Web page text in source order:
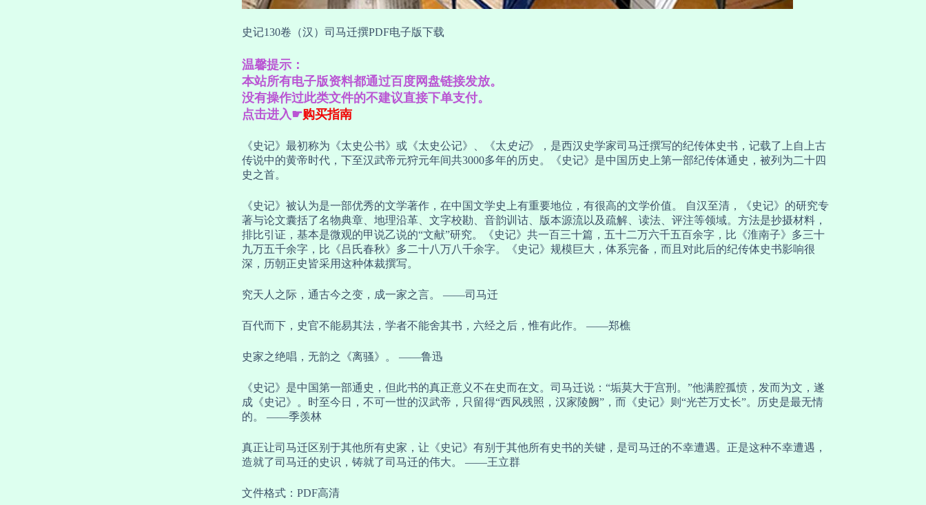
史记130卷（汉）司马迁撰PDF电子版下载
温馨提示：
本站所有电子版资料都通过百度网盘链接发放。
没有操作过此类文件的不建议直接下单支付。
点击进入☛购买指南
《史记》最初称为《太史公书》或《太史公记》、《太 史记》，是西汉史学家司马迁撰写的纪传体史书，记载了上自上古
传说中的黄帝时代，下至汉武帝元狩元年间共3000多年的历史。《史记》是中国历史上第一部纪传体通史，被列为二十四
史之首。
《史记》被认为是一部优秀的文学著作，在中国文学史上有重要地位，有很高的文学价值。 自汉至清，《史记》的研究专
著与论文囊括了名物典章、地理沿革、文字校勘、音韵训诂、版本源流以及疏解、读法、评注等领域。方法是抄摄材料，
排比引证，基本是微观的甲说乙说的“文献”研究。《史记》共一百三十篇，五十二万六千五百余字，比《淮南子》多三十
九万五千余字，比《吕氏春秋》多二十八万八千余字。《史记》规模巨大，体系完备，而且对此后的纪传体史书影响很
深，历朝正史皆采用这种体裁撰写。
究天人之际，通古今之变，成一家之言。 ——司马迁
百代而下，史官不能易其法，学者不能舍其书，六经之后，惟有此作。 ——郑樵
史家之绝唱，无韵之《离骚》。 ——鲁迅
《史记》是中国第一部通史，但此书的真正意义不在史而在文。司马迁说：“垢莫大于宫刑。”他满腔孤愤，发而为文，遂
成《史记》。时至今日，不可一世的汉武帝，只留得“西风残照，汉家陵阙”，而《史记》则“光芒万丈长”。历史是最无情
的。 ——季羡林
真正让司马迁区别于其他所有史家，让《史记》有别于其他所有史书的关键，是司马迁的不幸遭遇。正是这种不幸遭遇，
造就了司马迁的史识，铸就了司马迁的伟大。 ——王立群
文件格式：PDF高清